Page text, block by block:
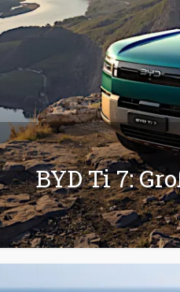
BYD Ti 7: